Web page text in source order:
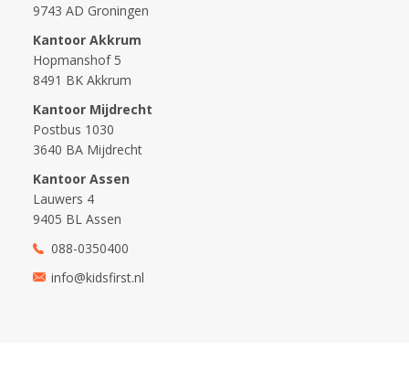
9743 AD Groningen
Kantoor Akkrum
Hopmanshof 5
8491 BK Akkrum
Kantoor Mijdrecht
Postbus 1030
3640 BA Mijdrecht
Kantoor Assen
Lauwers 4
9405 BL Assen
088-0350400
info@kidsfirst.nl